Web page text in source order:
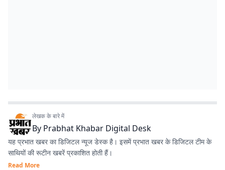
लेखक के बारे में
By Prabhat Khabar Digital Desk
यह प्रभात खबर का डिजिटल न्यूज डेस्क है। इसमें प्रभात खबर के डिजिटल टीम के
साथियों की रूटीन खबरें प्रकाशित होती हैं।
Read More